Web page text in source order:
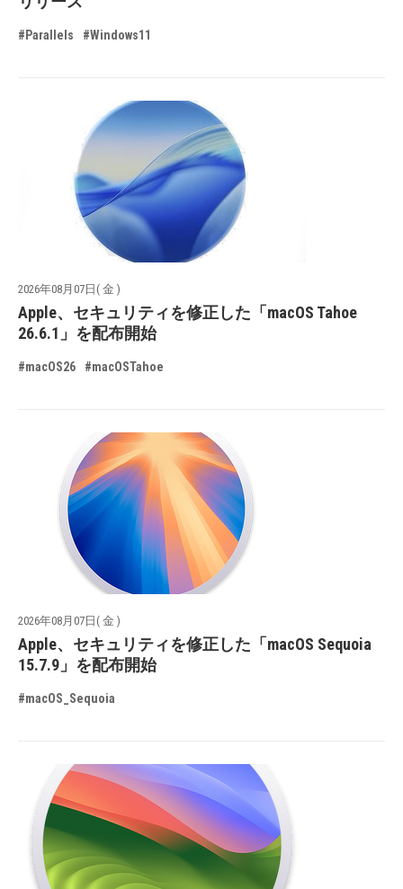
#Parallels #Windows11
2026年08月07日( 金 )
Apple、セキュリティを修正した「macOS Tahoe
26.6.1」を配布開始
#macOS26 #macOSTahoe
2026年08月07日( 金 )
Apple、セキュリティを修正した「macOS Sequoia
15.7.9」を配布開始
#macOS_Sequoia